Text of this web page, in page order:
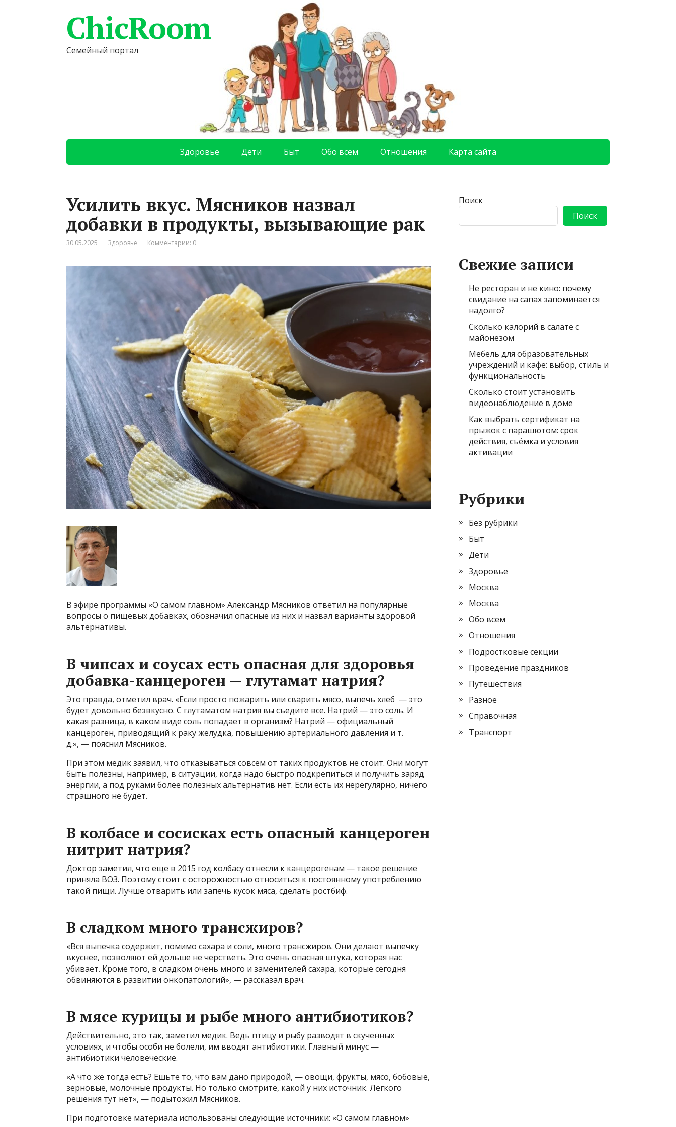
ChicRoom
Семейный портал
Здоровье Дети Быт Обо всем Отношения Карта сайта
Усилить вкус. Мясников назвал
добавки в продукты, вызывающие рак
30.05.2025 Здоровье Комментарии: 0
В эфире программы «О самом главном» Александр Мясников ответил на популярные
вопросы о пищевых добавках, обозначил опасные из них и назвал варианты здоровой
альтернативы.
В чипсах и соусах есть опасная для здоровья
добавка-канцероген — глутамат натрия?
Это правда, отметил врач. «Если просто пожарить или сварить мясо, выпечь хлеб — это
будет довольно безвкусно. С глутаматом натрия вы съедите все. Натрий — это соль. И
какая разница, в каком виде соль попадает в организм? Натрий — официальный
канцероген, приводящий к раку желудка, повышению артериального давления и т.
д.», — пояснил Мясников.
При этом медик заявил, что отказываться совсем от таких продуктов не стоит. Они могут
быть полезны, например, в ситуации, когда надо быстро подкрепиться и получить заряд
энергии, а под руками более полезных альтернатив нет. Если есть их нерегулярно, ничего
страшного не будет.
В колбасе и сосисках есть опасный канцероген
нитрит натрия?
Доктор заметил, что еще в 2015 год колбасу отнесли к канцерогенам — такое решение
приняла ВОЗ. Поэтому стоит с осторожностью относиться к постоянному употреблению
такой пищи. Лучше отварить или запечь кусок мяса, сделать ростбиф.
В сладком много трансжиров?
«Вся выпечка содержит, помимо сахара и соли, много трансжиров. Они делают выпечку
вкуснее, позволяют ей дольше не черстветь. Это очень опасная штука, которая нас
убивает. Кроме того, в сладком очень много и заменителей сахара, которые сегодня
обвиняются в развитии онкопатологий», — рассказал врач.
В мясе курицы и рыбе много антибиотиков?
Действительно, это так, заметил медик. Ведь птицу и рыбу разводят в скученных
условиях, и чтобы особи не болели, им вводят антибиотики. Главный минус —
антибиотики человеческие.
«А что же тогда есть? Ешьте то, что вам дано природой, — овощи, фрукты, мясо, бобовые,
зерновые, молочные продукты. Но только смотрите, какой у них источник. Легкого
решения тут нет», — подытожил Мясников.
При подготовке материала использованы следующие источники: «О самом главном»
Поиск
Поиск
Свежие записи
Не ресторан и не кино: почему
свидание на сапах запоминается
надолго?
Сколько калорий в салате с
майонезом
Мебель для образовательных
учреждений и кафе: выбор, стиль и
функциональность
Сколько стоит установить
видеонаблюдение в доме
Как выбрать сертификат на
прыжок с парашютом: срок
действия, съёмка и условия
активации
Рубрики
Без рубрики
Быт
Дети
Здоровье
Москва
Москва
Обо всем
Отношения
Подростковые секции
Проведение праздников
Путешествия
Разное
Справочная
Транспорт